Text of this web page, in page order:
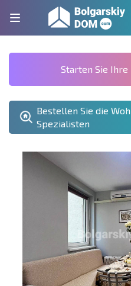
Starten Sie
Bestellen Sie die
Spezialisten